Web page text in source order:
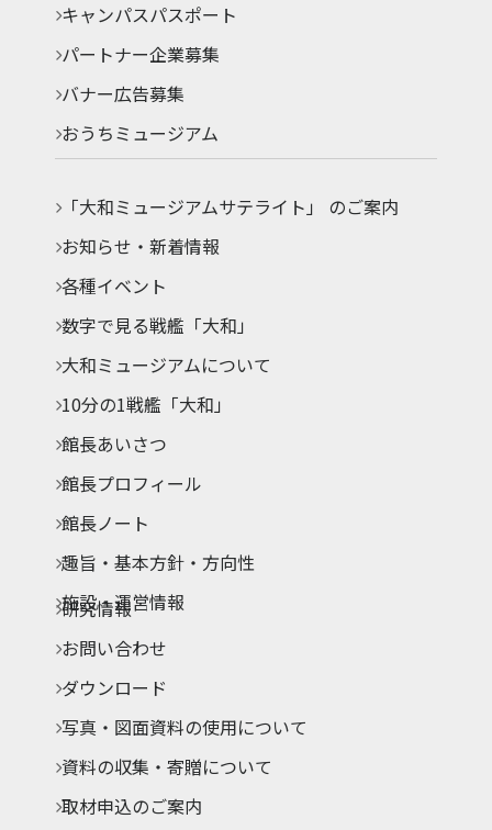
キャンパスパスポート
パートナー企業募集
バナー広告募集
おうちミュージアム
「大和ミュージアムサテライト」 のご案内
お知らせ・新着情報
各種イベント
数字で見る戦艦「大和」
大和ミュージアムについて
10分の1戦艦「大和」
館長あいさつ
館長プロフィール
館長ノート
趣旨・基本方針・方向性
施設・運営情報
研究情報
お問い合わせ
ダウンロード
写真・図面資料の使用について
資料の収集・寄贈について
取材申込のご案内